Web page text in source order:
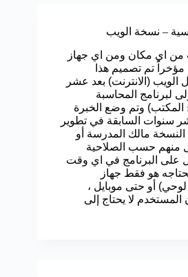
– نسخة الويب
من اي مكان ومن اي جهاز
مؤخراً تم تصميم هذا
الويب (الانترنت) بعد عشر
لبرنامج المحاسبة
وتم وضع الخبرة
سنوات السابقة في تطوير
مالك المدرسة أو
منهم حسب الصلاحية
على البرنامج في اي وقت
هو فقط جهاز
لوحي) أو حتى موبايل ،
لا يحتاج إلى